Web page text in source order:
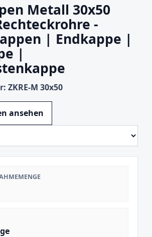
Metall 30x50
-
| Endkappe |
|
ZKRE-M 30x50
ansehen